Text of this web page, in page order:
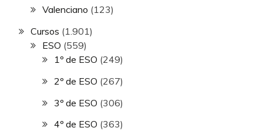
Valenciano (123)
Cursos (1.901)
ESO (559)
1º de ESO (249)
2º de ESO (267)
3º de ESO (306)
4º de ESO (363)